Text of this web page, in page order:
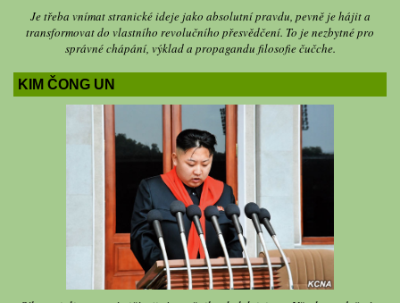
Je třeba vnímat stranické ideje jako absolutní pravdu, pevně je hájit a
transformovat do vlastního revolučního přesvědčení. To je nezbytné pro
správné chápání, výklad a propagandu filosofie čučche.
KIM ČONG UN